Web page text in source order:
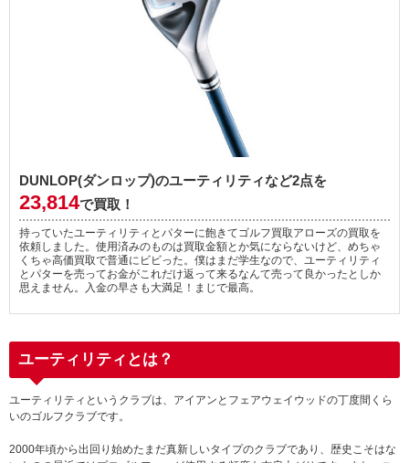
DUNLOP(ダンロップ)のユーティリティなど2点を
23,814で買取！
持っていたユーティリティとパターに飽きてゴルフ買取アローズの買取を
依頼しました。使用済みのものは買取金額とか気にならないけど、めちゃ
くちゃ高価買取で普通にビビった。僕はまだ学生なので、ユーティリティ
とパターを売ってお金がこれだけ返って来るなんて売って良かったとしか
思えません。入金の早さも大満足！まじで最高。
ユーティリティとは？
ユーティリティというクラブは、アイアンとフェアウェイウッドの丁度間くら
いのゴルフクラブです。
2000年頃から出回り始めたまだ真新しいタイプのクラブであり、歴史こそはな